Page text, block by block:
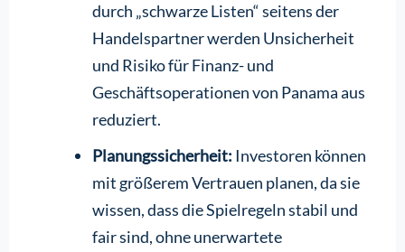
durch „schwarze Listen“ seitens der
Handelspartner werden Unsicherheit
und Risiko für Finanz- und
Geschäftsoperationen von Panama aus
reduziert.
Planungssicherheit: Investoren können
mit größerem Vertrauen planen, da sie
wissen, dass die Spielregeln stabil und
fair sind, ohne unerwartete